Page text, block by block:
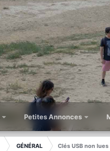
Petites Annonces
GÉNÉRAL Clés USB non